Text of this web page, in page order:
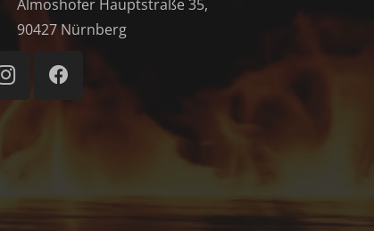
Almoshofer Hauptstraße 35,
90427 Nürnberg